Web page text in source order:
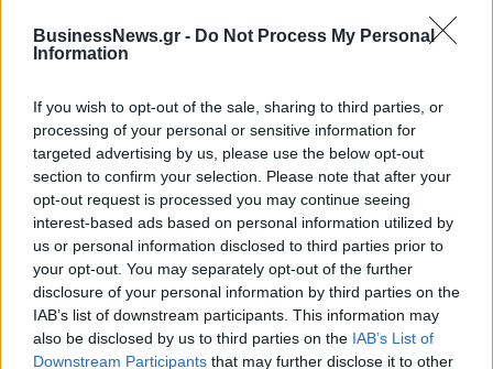
BusinessNews.gr - Do Not Process My Personal
Information
If you wish to opt-out of the sale, sharing to third parties, or
processing of your personal or sensitive information for
targeted advertising by us, please use the below opt-out
section to confirm your selection. Please note that after your
opt-out request is processed you may continue seeing
interest-based ads based on personal information utilized by
us or personal information disclosed to third parties prior to
your opt-out. You may separately opt-out of the further
disclosure of your personal information by third parties on the
IAB’s list of downstream participants. This information may
also be disclosed by us to third parties on the IAB’s List of
Downstream Participants that may further disclose it to other
μετά τον αποκλεισμό, αλλά
βγάλαμε αντίδραση»
Όμιλος ΔΕΗ: Νέα συμφωνία για
χαρτοφυλάκιο έργων ΑΠΕ άνω
των 2 GW σε Πολωνία και
Ουγγαρία
Fourlis: Συμφωνία για την πώληση συμμετοχής στο Sofia South Ring
Mall έναντι 49,35 εκατ. ευρώ
ΣΚΑΪ: Ολοκληρώθηκε η θητεία